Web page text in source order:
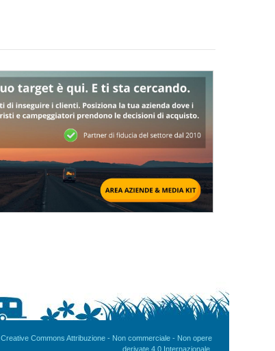
Creative Commons Attribuzione - Non commerciale - Non opere
derivate 4.0 Internazionale.